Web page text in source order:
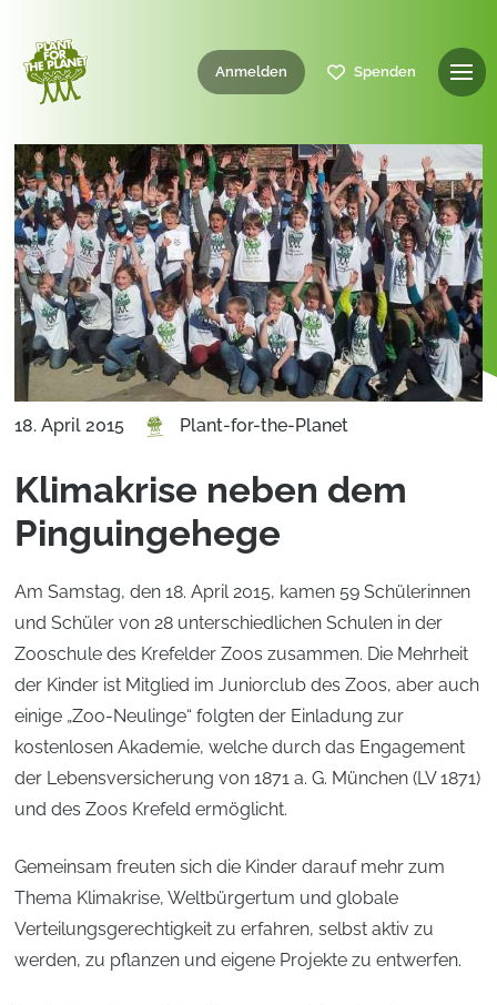
Anmelden Spenden
18. April 2015 Plant-for-the-Planet
Klimakrise neben dem
Pinguingehege
Am Samstag, den 18. April 2015, kamen 59 Schülerinnen
und Schüler von 28 unterschiedlichen Schulen in der
Zooschule des Krefelder Zoos zusammen. Die Mehrheit
der Kinder ist Mitglied im Juniorclub des Zoos, aber auch
einige „Zoo-Neulinge“ folgten der Einladung zur
kostenlosen Akademie, welche durch das Engagement
der Lebensversicherung von 1871 a. G. München (LV 1871)
und des Zoos Krefeld ermöglicht.
Gemeinsam freuten sich die Kinder darauf mehr zum
Thema Klimakrise, Weltbürgertum und globale
Verteilungsgerechtigkeit zu erfahren, selbst aktiv zu
werden, zu pflanzen und eigene Projekte zu entwerfen.